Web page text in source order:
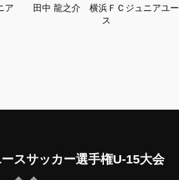
ア
田中 龍之介 横浜ＦＣジュニアユー
ス
スサッカー選手権U-15大会